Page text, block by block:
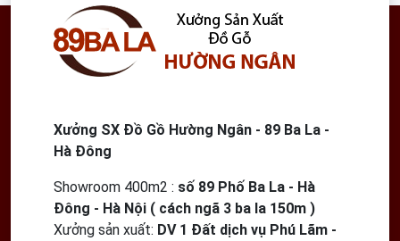
Xưởng SX Đồ Gồ Hường Ngân - 89 Ba La -
Hà Đông
Showroom 400m2 : số 89 Phố Ba La - Hà
Đông - Hà Nội ( cách ngã 3 ba la 150m )
Xưởng sản xuất: DV 1 Đất dịch vụ Phú Lãm -